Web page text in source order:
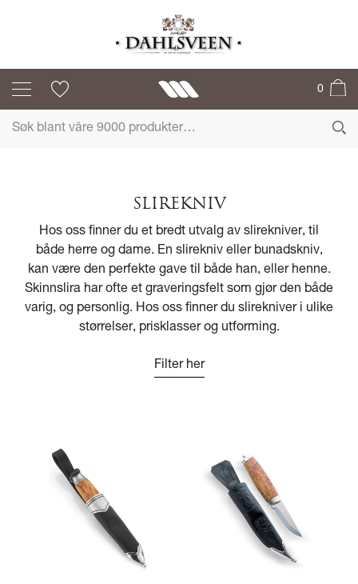
0
SLIREKNIV
Hos oss finner du et bredt utvalg av slirekniver, til
både herre og dame. En slirekniv eller bunadskniv,
kan være den perfekte gave til både han, eller henne.
Skinnslira har ofte et graveringsfelt som gjør den både
varig, og personlig. Hos oss finner du slirekniver i ulike
størrelser, prisklasser og utforming.
Filter her